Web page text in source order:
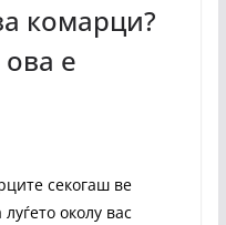
комарци?
ова е
секогаш ве
околу вас